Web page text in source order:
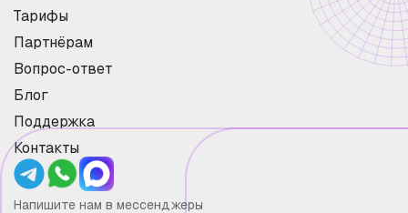
Тарифы
Партнёрам
Вопрос-ответ
Блог
Поддержка
Контакты
Напишите нам в мессенджеры